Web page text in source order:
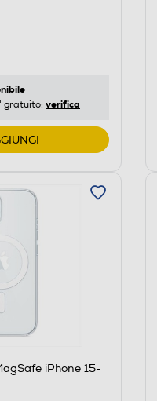
gratuito: verifica
iPhone 15-